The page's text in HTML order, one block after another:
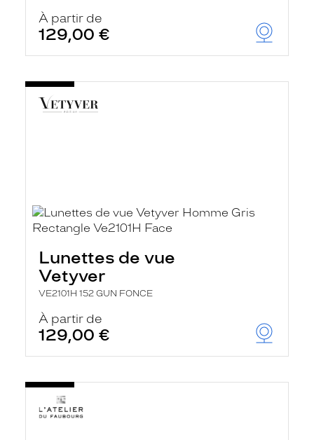
À partir de
129,00 €
Lunettes de vue
Vetyver
VE2101H 152 GUN FONCE
À partir de
129,00 €